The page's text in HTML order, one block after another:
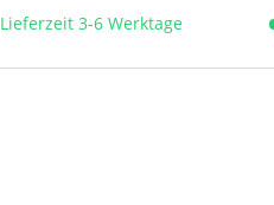
Lieferzeit 3-6 Werktage